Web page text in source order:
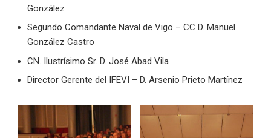
González
Segundo Comandante Naval de Vigo – CC D. Manuel
González Castro
CN. Ilustrísimo Sr. D. José Abad Vila
Director Gerente del IFEVI – D. Arsenio Prieto Martínez